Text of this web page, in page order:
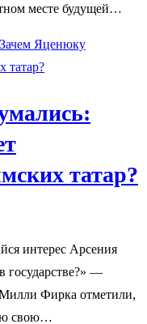
месте будущей…
татар?
интерес Арсения
государстве?» —
Фирка отметили,
свою…